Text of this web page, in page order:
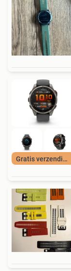
Gratis verzending